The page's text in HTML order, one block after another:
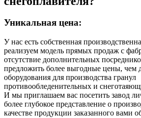
Уникальная цена:
У нас есть собственная
реализуем модель прямых продаж с
отсутствие дополнительных
предложить более выгодные цены, чем
оборудования для производства гранул
противообледенительных и
И мы приглашаем вас посетить завод
более глубокое представление о
качестве продукции заказанного вами